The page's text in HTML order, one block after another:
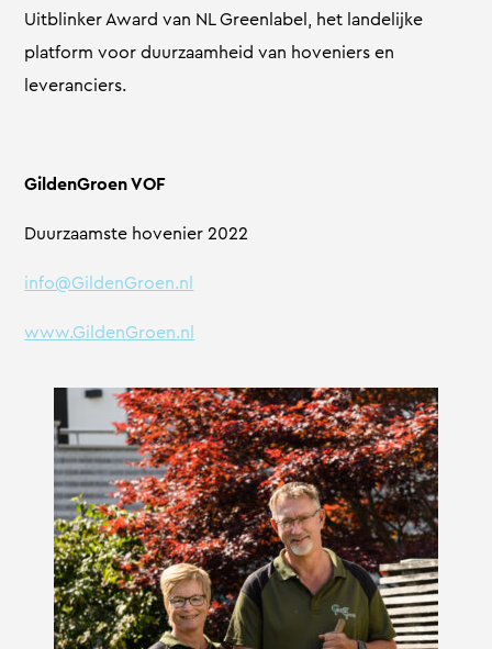
Uitblinker Award van NL Greenlabel, het landelijke
platform voor duurzaamheid van hoveniers en
leveranciers.
GildenGroen VOF
Duurzaamste hovenier 2022
info@GildenGroen.nl
www.GildenGroen.nl